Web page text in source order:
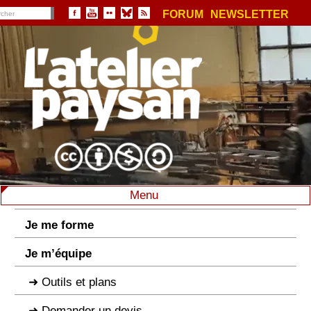
FORUM NEWSLETTER
Menu
Je me forme
Je m’équipe
Outils et plans